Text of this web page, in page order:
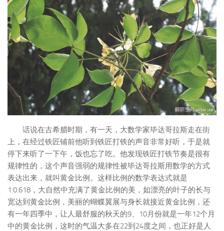
话说在古希腊时期，有一天，大数学家毕达哥拉斯走在街
上，在经过铁匠铺前他听到铁匠打铁的声音非常好听，于是就
停下来听了一下午，饭也忘了吃。他发现铁匠打铁节奏是很有
规律性的，这个声音强弱的规律性被毕达哥拉斯用数学的方式
表达出来，就叫黄金比例。这样比例的数学表达式就是
1:0.618，大自然中充满了黄金比例的美，如漂亮的叶子的长与
宽达到黄金比例，美丽的蝴蝶翼展与身长就接近黄金比例，还
有一年四季中，让人最舒服的秋天的9、10月份就是一年12个月
中的黄金比例，这时的气温大多在22到24度之间，也正好是人